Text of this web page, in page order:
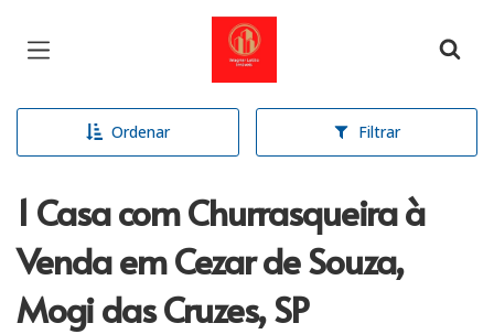
Página inicial
Ordenar Filtrar
1 Casa com Churrasqueira à
Venda em Cezar de Souza,
Mogi das Cruzes, SP